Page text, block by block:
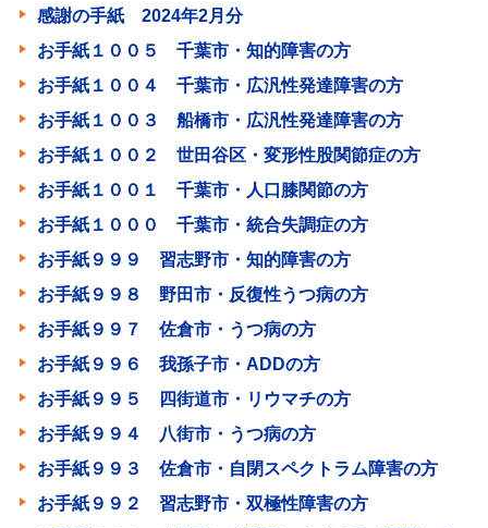
感謝の手紙 2024年2月分
お手紙１００５ 千葉市・知的障害の方
お手紙１００４ 千葉市・広汎性発達障害の方
お手紙１００３ 船橋市・広汎性発達障害の方
お手紙１００２ 世田谷区・変形性股関節症の方
お手紙１００１ 千葉市・人口膝関節の方
お手紙１０００ 千葉市・統合失調症の方
お手紙９９９ 習志野市・知的障害の方
お手紙９９８ 野田市・反復性うつ病の方
お手紙９９７ 佐倉市・うつ病の方
お手紙９９６ 我孫子市・ADDの方
お手紙９９５ 四街道市・リウマチの方
お手紙９９４ 八街市・うつ病の方
お手紙９９３ 佐倉市・自閉スペクトラム障害の方
お手紙９９２ 習志野市・双極性障害の方